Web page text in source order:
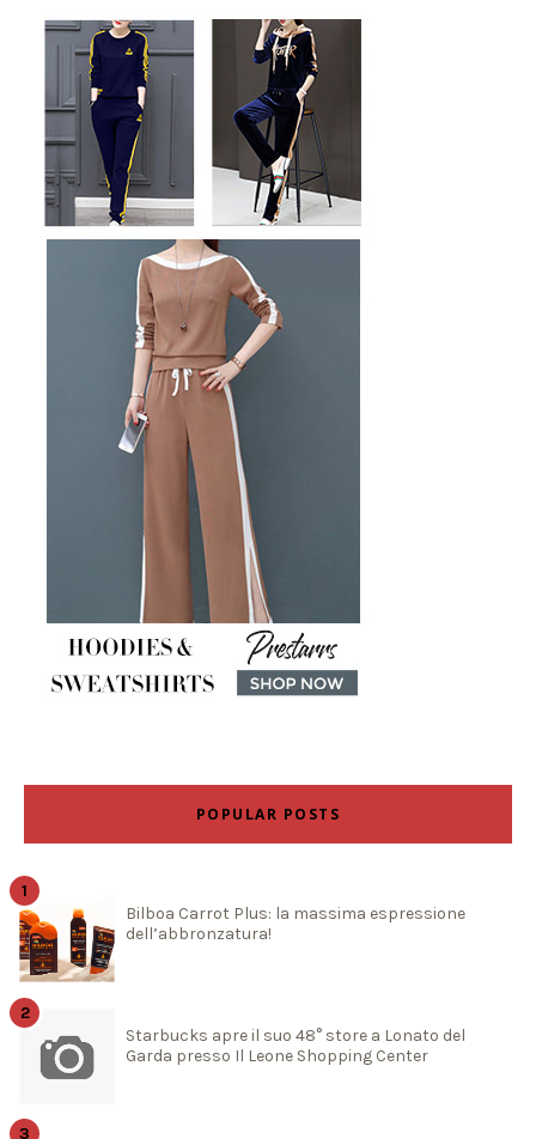
POPULAR POSTS
Bilboa Carrot Plus: la massima espressione
dell’abbronzatura!
Starbucks apre il suo 48° store a Lonato del
Garda presso Il Leone Shopping Center